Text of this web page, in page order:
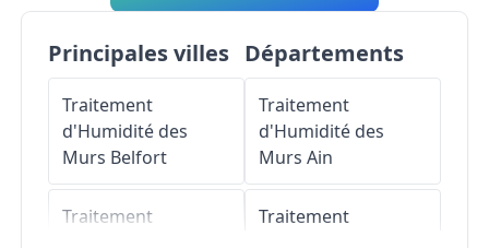
Principales villes
Traitement
d'Humidité des
Murs Belfort
Traitement
Départements
Traitement
d'Humidité des
Murs Ain
Traitement